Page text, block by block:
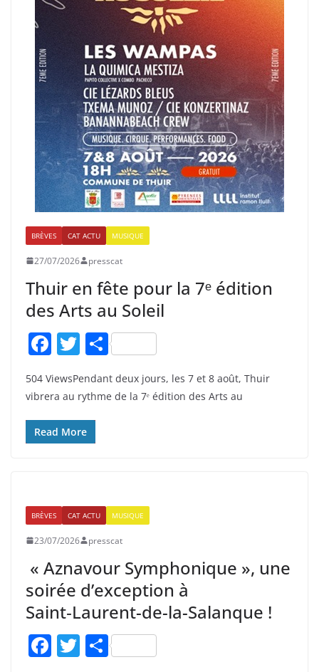
BRÈVES CAT ACTU MUSIQUE
27/07/2026 presscat
Thuir en fête pour la 7ᵉ édition
des Arts au Soleil
F
c
b
k
T
itt
er
P
ta
504 ViewsPendant deux jours, les 7 et 8 août, Thuir
vibrera au rythme de la 7ᵉ édition des Arts au
Read More
BRÈVES CAT ACTU MUSIQUE
23/07/2026 presscat
« Aznavour Symphonique », une
soirée d’exception à
Saint‑Laurent-de-la-Salanque !
F T P